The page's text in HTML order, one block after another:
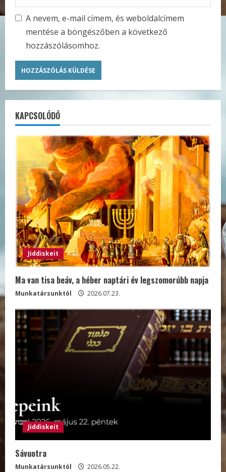
A nevem, e-mail címem, és weboldalcímem
mentése a böngészőben a következő
hozzászólásomhoz.
KAPCSOLÓDÓ
Jiddiskeit
Ma van tisa beáv, a héber naptári év legszomorúbb napja
Munkatársunktól 2026.07.23.
Jiddiskeit
Sávuotra
Munkatársunktól 2026.05.22.